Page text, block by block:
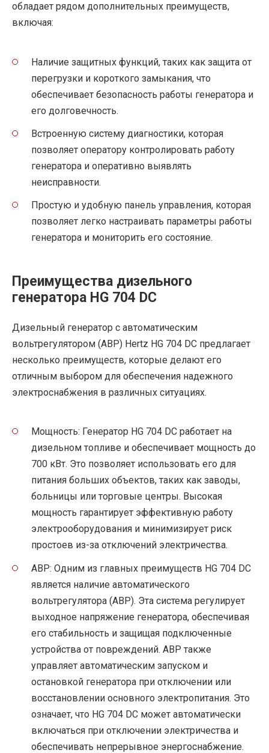
обладает рядом дополнительных преимуществ,
включая:
Наличие защитных функций, таких как защита от
перегрузки и короткого замыкания, что
обеспечивает безопасность работы генератора и
его долговечность.
Встроенную систему диагностики, которая
позволяет оператору контролировать работу
генератора и оперативно выявлять
неисправности.
Простую и удобную панель управления, которая
позволяет легко настраивать параметры работы
генератора и мониторить его состояние.
Преимущества дизельного
генератора HG 704 DC
Дизельный генератор с автоматическим
вольтрегулятором (АВР) Hertz HG 704 DC предлагает
несколько преимуществ, которые делают его
отличным выбором для обеспечения надежного
электроснабжения в различных ситуациях.
Мощность: Генератор HG 704 DC работает на
дизельном топливе и обеспечивает мощность до
700 кВт. Это позволяет использовать его для
питания больших объектов, таких как заводы,
больницы или торговые центры. Высокая
мощность гарантирует эффективную работу
электрооборудования и минимизирует риск
простоев из-за отключений электричества.
АВР: Одним из главных преимуществ HG 704 DC
является наличие автоматического
вольтрегулятора (АВР). Эта система регулирует
выходное напряжение генератора, обеспечивая
его стабильность и защищая подключенные
устройства от повреждений. АВР также
управляет автоматическим запуском и
остановкой генератора при отключении или
восстановлении основного электропитания. Это
означает, что HG 704 DC может автоматически
включаться при отключении электричества и
обеспечивать непрерывное энергоснабжение.